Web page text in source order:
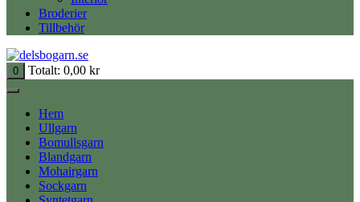
Broderier
Tillbehör
0 Totalt: 0,00 kr
Hem
Ullgarn
Bomullsgarn
Blandgarn
Mohairgarn
Sockgarn